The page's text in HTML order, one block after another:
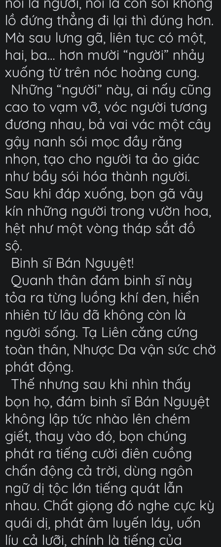
lồ đứng thẳng đi lại thì đúng hơn.
Mà sau lưng gã, liên tục có một,
hai, ba… hơn mười “người” nhảy
xuống từ trên nóc hoàng cung.
Những “người” này, ai nấy cũng
cao to vạm vỡ, vóc người tương
đương nhau, bả vai vác một cây
gậy nanh sói mọc đầy răng
nhọn, tạo cho người ta ảo giác
như bầy sói hóa thành người.
Sau khi đáp xuống, bọn gã vây
kín những người trong vườn hoa,
hệt như một vòng tháp sắt đồ
sộ.
Binh sĩ Bán Nguyệt!
Quanh thân đám binh sĩ này
tỏa ra từng luồng khí đen, hiển
nhiên từ lâu đã không còn là
người sống. Tạ Liên căng cứng
toàn thân, Nhược Da vận sức chờ
phát động.
Thế nhưng sau khi nhìn thấy
bọn họ, đám binh sĩ Bán Nguyệt
không lập tức nhào lên chém
giết, thay vào đó, bọn chúng
phát ra tiếng cười điên cuồng
chấn động cả trời, dùng ngôn
ngữ dị tộc lớn tiếng quát lẫn
nhau. Chất giọng đó nghe cực kỳ
quái dị, phát âm luyến láy, uốn
líu cả lưỡi, chính là tiếng của